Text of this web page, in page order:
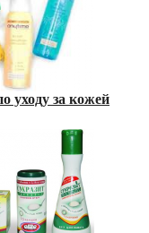
уходу за кожей